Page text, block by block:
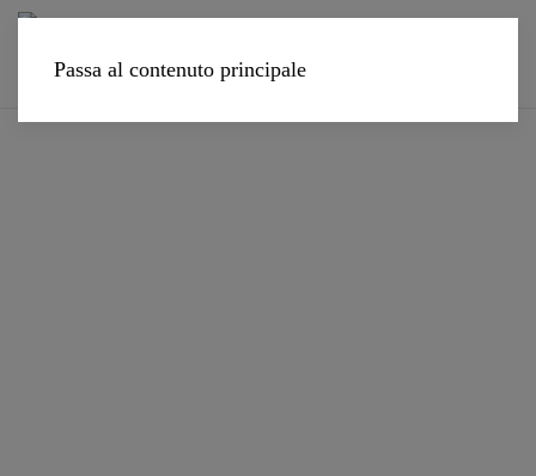
Passa al contenuto principale